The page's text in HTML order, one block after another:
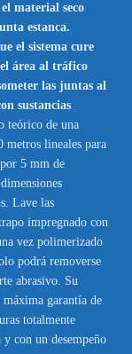
material seco
estanca.
el sistema cure
área al tráfico
las juntas al
sustancias
teórico de una
metros lineales para
5 mm de
Lave las
impregnado con
vez polimerizado
podrá removerse
abrasivo. Su
garantía de
totalmente
y con un desempeño